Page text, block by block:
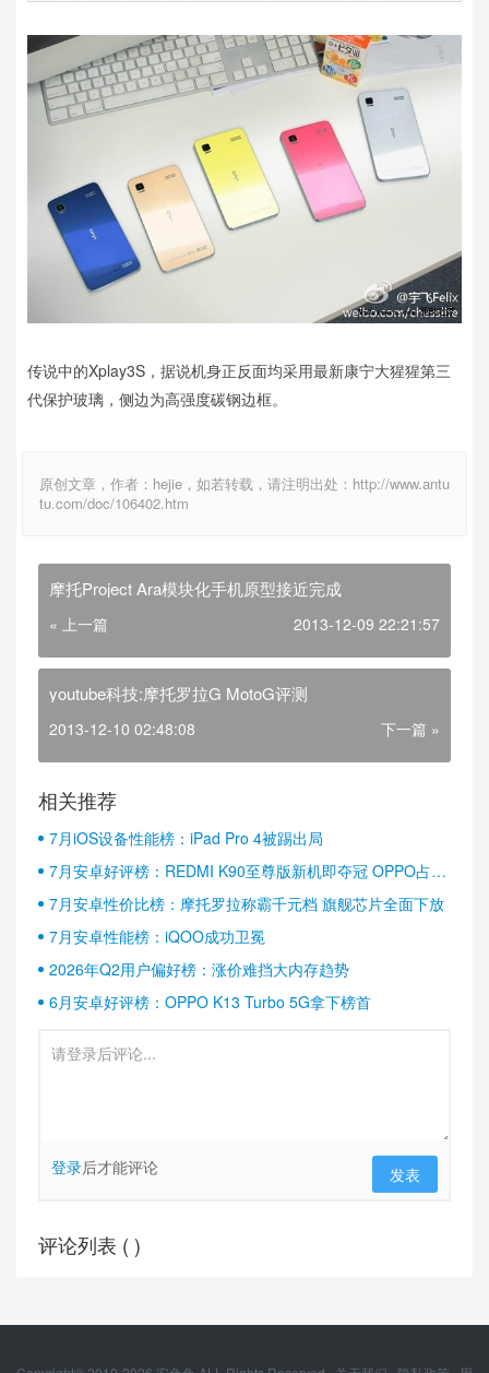
传说中的Xplay3S，据说机身正反面均采用最新康宁大猩猩第三
代保护玻璃，侧边为高强度碳钢边框。
原创文章，作者：hejie，如若转载，请注明出处：http://www.antu
tu.com/doc/106402.htm
摩托Project Ara模块化手机原型接近完成
« 上一篇 2013-12-09 22:21:57
youtube科技:摩托罗拉G MotoG评测
2013-12-10 02:48:08 下一篇 »
相关推荐
7月iOS设备性能榜：iPad Pro 4被踢出局
7月安卓好评榜：REDMI K90至尊版新机即夺冠 OPPO占据
半壁江山
7月安卓性价比榜：摩托罗拉称霸千元档 旗舰芯片全面下放
7月安卓性能榜：iQOO成功卫冕
2026年Q2用户偏好榜：涨价难挡大内存趋势
6月安卓好评榜：OPPO K13 Turbo 5G拿下榜首
登录后才能评论 发表
评论列表 ( )